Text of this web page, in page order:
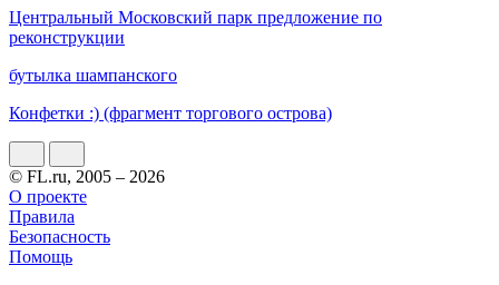
Центральный Московский парк предложение по
реконструкции
бутылка шампанского
Конфетки :) (фрагмент торгового острова)
© FL.ru, 2005 – 2026
О проекте
Правила
Безопасность
Помощь